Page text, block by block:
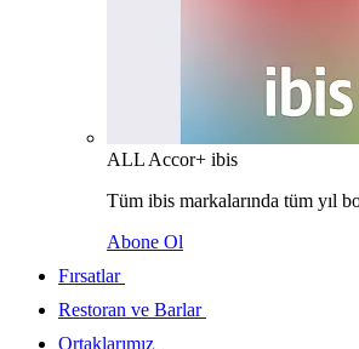
ALL Accor+ ibis
Tüm ibis markalarında tüm yıl
Abone Ol
Fırsatlar
Restoran ve Barlar
Ortaklarımız